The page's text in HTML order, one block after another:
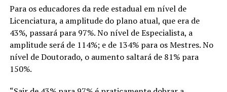
Para os educadores da rede estadual em nível de
Licenciatura, a amplitude do plano atual, que era de
43%, passará para 97%. No nível de Especialista, a
amplitude será de 114%; e de 134% para os Mestres. No
nível de Doutorado, o aumento saltará de 81% para
150%.